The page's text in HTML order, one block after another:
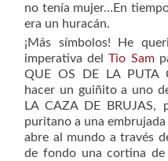
no tenía mujer…En
era un huracán.
¡Más símbolos! He
imperativa delTio Sam
QUE OS DE LA PUTA
hacer un guiñito a uno
LA CAZA DE BRUJAS,
puritano a una
abre al mundo a través
de fondo una cortina de